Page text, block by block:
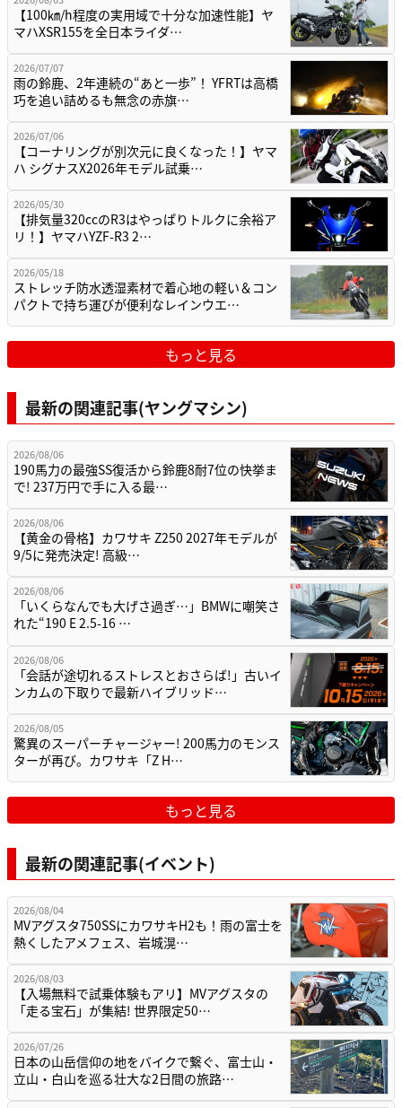
【100㎞/h程度の実用域で十分な加速性能】ヤ
マハXSR155を全日本ライダ…
2026/07/07
雨の鈴鹿、2年連続の“あと一歩”！ YFRTは高橋
巧を追い詰めるも無念の赤旗…
2026/07/06
【コーナリングが別次元に良くなった！】ヤマ
ハ シグナスX2026年モデル試乗…
2026/05/30
【排気量320ccのR3はやっぱりトルクに余裕ア
リ！】ヤマハYZF-R3 2…
2026/05/18
ストレッチ防水透湿素材で着心地の軽い＆コン
パクトで持ち運びが便利なレインウエ…
もっと見る
最新の関連記事(ヤングマシン)
2026/08/06
190馬力の最強SS復活から鈴鹿8耐7位の快挙ま
で! 237万円で手に入る最…
2026/08/06
【黄金の骨格】カワサキ Z250 2027年モデルが
9/5に発売決定! 高級…
2026/08/06
「いくらなんでも大げさ過ぎ…」BMWに嘲笑さ
れた“190 E 2.5-16 …
2026/08/06
「会話が途切れるストレスとおさらば!」古いイ
ンカムの下取りで最新ハイブリッド…
2026/08/05
驚異のスーパーチャージャー! 200馬力のモンス
ターが再び。カワサキ「Z H…
もっと見る
最新の関連記事(イベント)
2026/08/04
MVアグスタ750SSにカワサキH2も！雨の富士を
熱くしたアメフェス、岩城滉…
2026/08/03
【入場無料で試乗体験もアリ】MVアグスタの
「走る宝石」が集結! 世界限定50…
2026/07/26
日本の山岳信仰の地をバイクで繋ぐ、富士山・
立山・白山を巡る壮大な2日間の旅路…